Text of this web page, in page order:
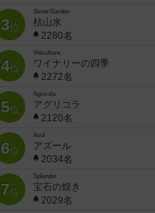
3位
Stone Garden
枯山水
2280名
4位
Viticulture
ワイナリーの四季
2272名
5位
Agricola
アグリコラ
2120名
6位
Azul
アズール
2034名
7位
Splendor
宝石の煌き
2029名